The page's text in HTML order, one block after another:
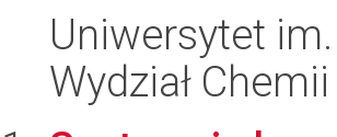
Uniwersytet
Wydział Chemii